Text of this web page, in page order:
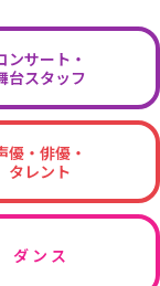
ンサート・
台スタッフ
優・俳優・
タレント
ダ ン ス